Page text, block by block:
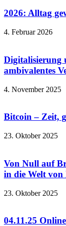
2026: Alltag
4. Februar 2026
Digitalisierung
ambivalentes
4. November 2025
Bitcoin – Zeit,
23. Oktober 2025
Von Null auf
in die Welt von
23. Oktober 2025
04.11.25